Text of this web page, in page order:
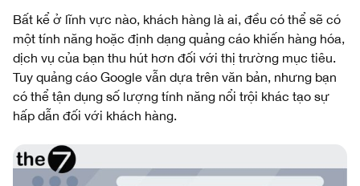
Bất kể ở lĩnh vực nào, khách hàng là ai, đều có thể sẽ có
một tính năng hoặc định dạng quảng cáo khiến hàng hóa,
dịch vụ của bạn thu hút hơn đối với thị trường mục tiêu.
Tuy quảng cáo Google vẫn dựa trên văn bản, nhưng bạn
có thể tận dụng số lượng tính năng nổi trội khác tạo sự
hấp dẫn đối với khách hàng.